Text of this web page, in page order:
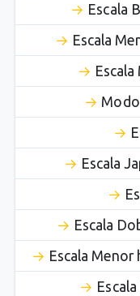
Escala
Escala
Escala
Escala
Escala